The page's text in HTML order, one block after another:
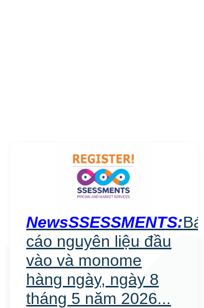
NewsSSESSMENTS:Báo
cáo nguyên liệu đầu
vào và monome
hàng ngày, ngày 8
tháng 5 năm 2026...